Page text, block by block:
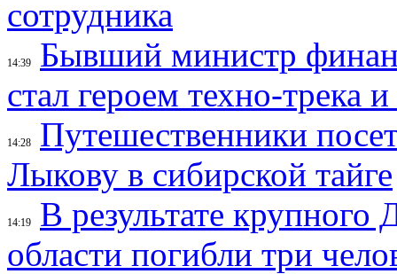
сотрудника
14:39
Бывший министр
стал героем техно-трека
14:28
Путешественники
Лыкову в сибирской тайге
14:19
В результате крупного
области погибли три